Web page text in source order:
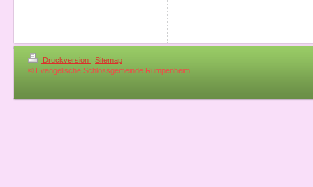
Druckversion | Sitemap
© Evangelische Schlossgemeinde Rumpenheim